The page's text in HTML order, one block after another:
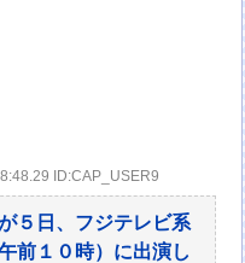
ID:CAP_USER9
５日、フジテレビ系
前１０時）に出演し